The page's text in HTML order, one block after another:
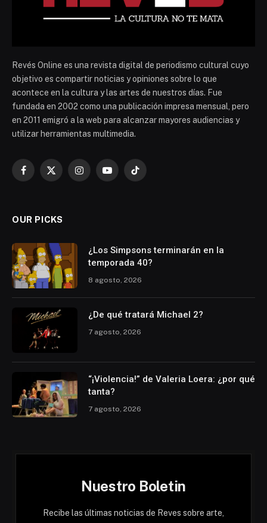
Revés Online es una revista digital de periodismo cultural cuyo
objetivo es compartir noticias y opiniones sobre lo que
acontece en la cultura y las artes de nuestros días. Fue
fundada en 2002 como una publicación impresa mensual, pero
en 2011 emigró a la web para alcanzar mayores audiencias y
utilizar herramientas multimedia.
Facebook
X
InstagramYouTubeTikTok
OUR PICKS
¿Los Simpsons terminarán en la
temporada 40?
8 agosto, 2026
¿De qué tratará Michael 2?
7 agosto, 2026
“¡Violencia!” de Valeria Loera: ¿por qué
tanta?
7 agosto, 2026
Nuestro Boletin
Recibe las últimas noticias de Reves sobre arte,